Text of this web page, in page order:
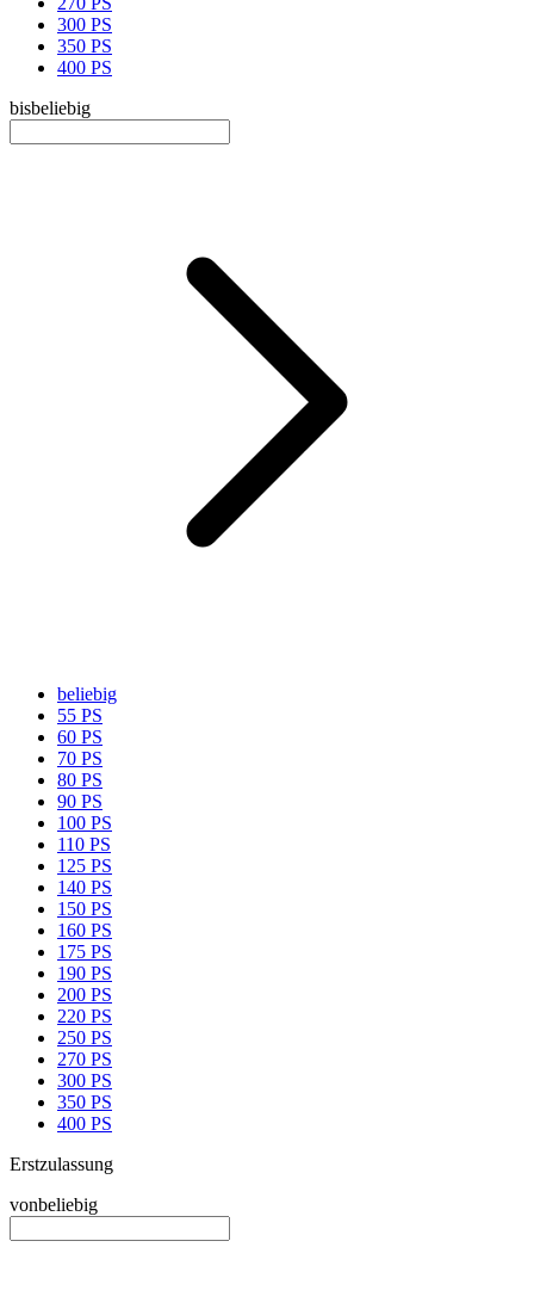
300 PS
350 PS
400 PS
bisbeliebig
beliebig
55 PS
60 PS
70 PS
80 PS
90 PS
100 PS
110 PS
125 PS
140 PS
150 PS
160 PS
175 PS
190 PS
200 PS
220 PS
250 PS
270 PS
300 PS
350 PS
400 PS
Erstzulassung
vonbeliebig